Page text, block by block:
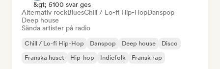
&gt; 5100 svar ges
Alternativ rockBluesChill / Lo-fi Hip-HopDanspop
Deep house
Sända artister på radio
Chill / Lo-fi Hip-Hop Danspop Deep house
Disco
Franska huset
Hip-hop Indiefolk Fransk rap